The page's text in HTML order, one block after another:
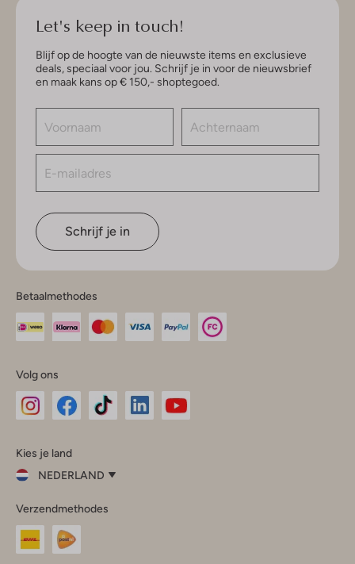
Let's keep in touch!
Blijf op de hoogte van de nieuwste items en exclusieve
deals, speciaal voor jou. Schrijf je in voor de nieuwsbrief
en maak kans op € 150,- shoptegoed.
Schrijf je in
Betaalmethodes
Volg ons
InstagramFacebook
Kies je land
NEDERLAND
je
land
Nederland
Verzendmethodes